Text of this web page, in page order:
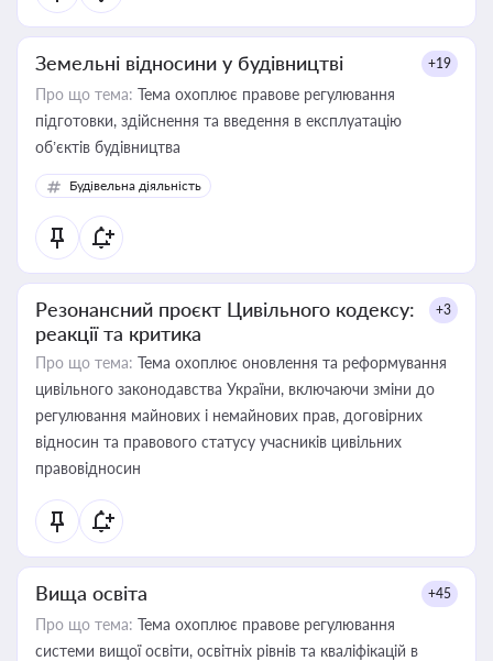
Земельні відносини у будівництві +19
Про що тема: Тема охоплює правове регулювання
підготовки, здійснення та введення в експлуатацію
об’єктів будівництва
Будівельна діяльність
Резонансний проєкт Цивільного кодексу:
реакції та критика
+3
Про що тема: Тема охоплює оновлення та реформування
цивільного законодавства України, включаючи зміни до
регулювання майнових і немайнових прав, договірних
відносин та правового статусу учасників цивільних
правовідносин
Вища освіта +45
Про що тема: Тема охоплює правове регулювання
системи вищої освіти, освітніх рівнів та кваліфікацій в